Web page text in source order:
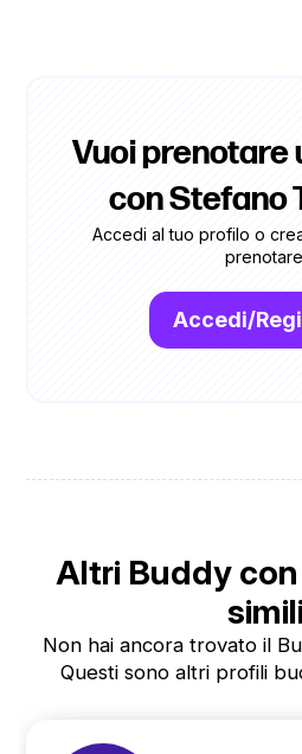
Vuoi prenotare
con Stefano
Accedi al tuo profilo o
Accedi/
Altri Buddy
Non hai ancora trovato il
Questi sono altri profili